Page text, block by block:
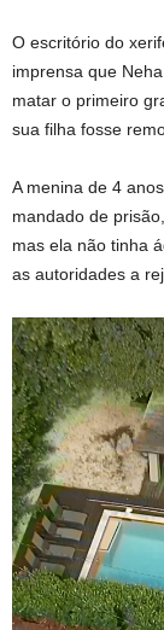
O escritório do
imprensa que
matar o primeiro
sua filha fosse
A menina de 4
mandado de
mas ela não tinha
as autoridades a